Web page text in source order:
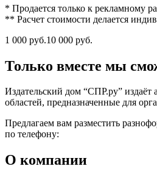
* Продается только к рекламному
** Расчет стоимости делается
1 000 руб.10 000 руб.
Только вместе мы
Издательский дом “СПР.ру”
областей, предназначенные для
Предлагаем вам разместить
по телефону:
О компании